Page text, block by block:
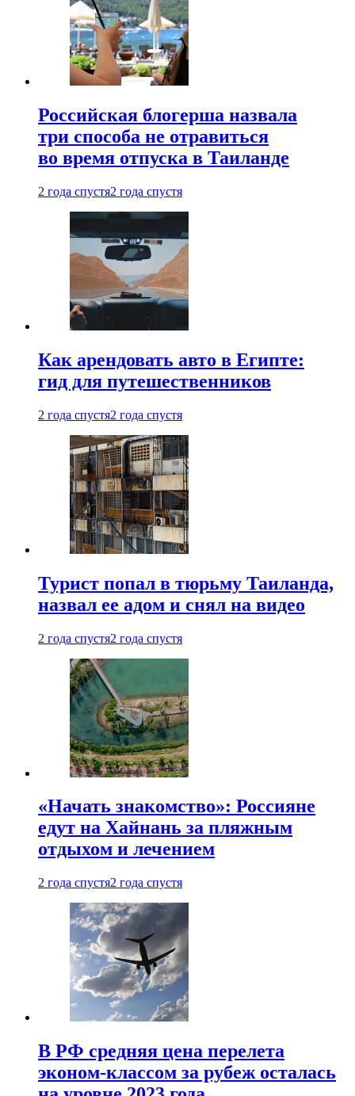
Российская блогерша назвала
три способа не отравиться
во время отпуска в Таиланде
2 года спустя2 года спустя
Как арендовать авто в Египте:
гид для путешественников
2 года спустя2 года спустя
Турист попал в тюрьму Таиланда,
назвал ее адом и снял на видео
2 года спустя2 года спустя
«Начать знакомство»: Россияне
едут на Хайнань за пляжным
отдыхом и лечением
2 года спустя2 года спустя
В РФ средняя цена перелета
эконом-классом за рубеж осталась